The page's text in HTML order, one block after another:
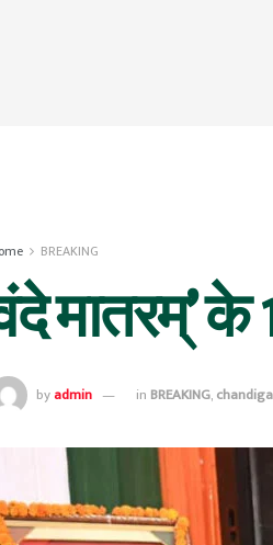
BREAKING
मातरम्’ के
byadmin in BREAKING,